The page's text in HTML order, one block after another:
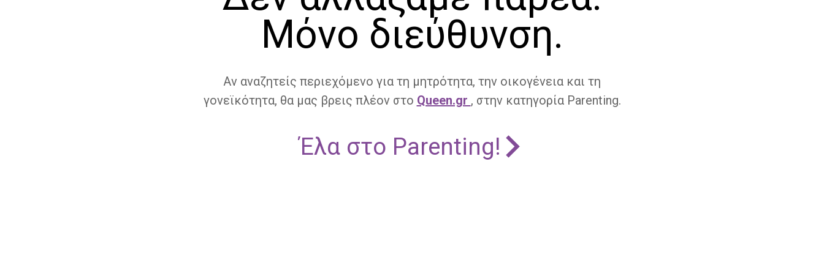
Μόνο διεύθυνση.
Αν αναζητείς περιεχόμενο για τη μητρότητα, την οικογένεια και τη
γονεϊκότητα, θα μας βρεις πλέον στο Queen.gr , στην κατηγορία Parenting.
Έλα στο Parenting!